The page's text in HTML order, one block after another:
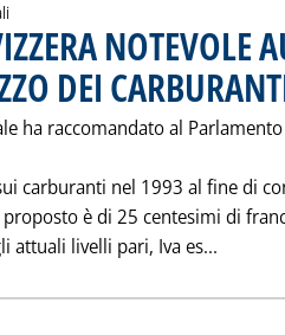
NOTEVOLE
DEI
ha raccomandato al
carburanti nel 1993 al fine di
è di 25 centesimi di
attuali livelli pari, Iva es...